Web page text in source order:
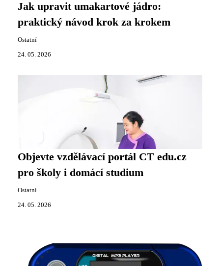
Jak upravit umakartové jádro:
praktický návod krok za krokem
Ostatní
24. 05. 2026
Objevte vzdělávací portál CT edu.cz
pro školy i domácí studium
Ostatní
24. 05. 2026